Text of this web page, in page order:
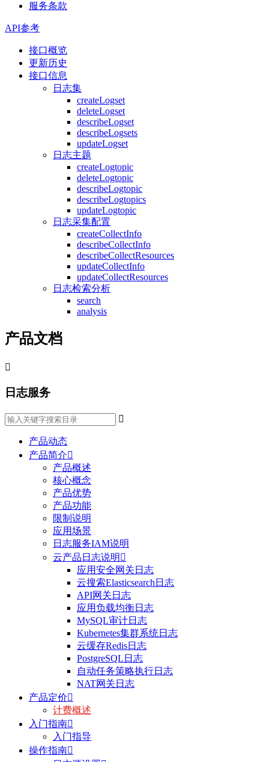
服务条款
API参考
接口概览
更新历史
接口信息
日志集
createLogset
deleteLogset
describeLogset
describeLogsets
updateLogset
日志主题
createLogtopic
deleteLogtopic
describeLogtopic
describeLogtopics
updateLogtopic
日志采集配置
createCollectInfo
describeCollectInfo
describeCollectResources
updateCollectInfo
updateCollectResources
日志检索分析
search
analysis
产品文档

日志服务

产品动态
产品简介
产品概述
核心概念
产品优势
产品功能
限制说明
应用场景
日志服务IAM说明
云产品日志说明 
应用安全网关日志
云搜索Elasticsearch日志
API网关日志
应用负载均衡日志
MySQL审计日志
Kubernetes集群系统日志
云缓存Redis日志
PostgreSQL日志
自动任务策略执行日志
NAT网关日志
产品定价
计费概述
入门指南
入门指导
操作指南